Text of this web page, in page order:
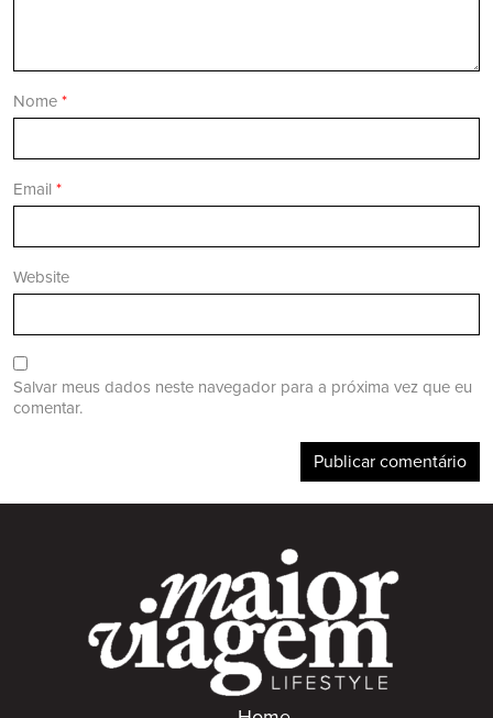
Nome *
Email *
Website
Salvar meus dados neste navegador para a próxima vez que eu
comentar.